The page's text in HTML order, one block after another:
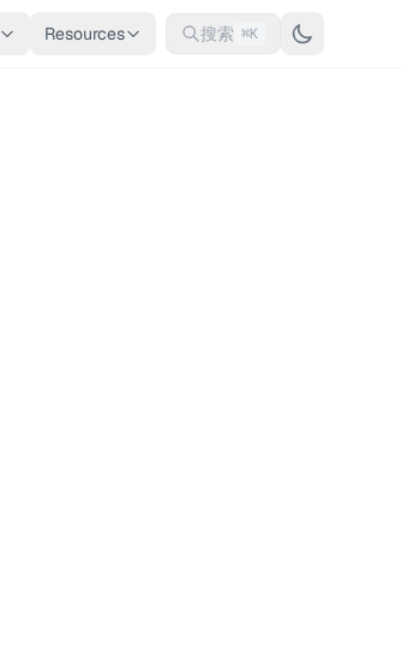
Resources 搜索 ⌘K